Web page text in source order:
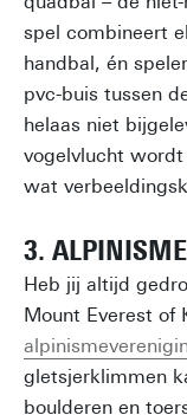
spel combineert
handbal, én
pvc-buis tussen
helaas niet
vogelvlucht
wat
3. ALPINISME
Heb jij altijd
Mount Everest of
gletsjerklimmen
boulderen en